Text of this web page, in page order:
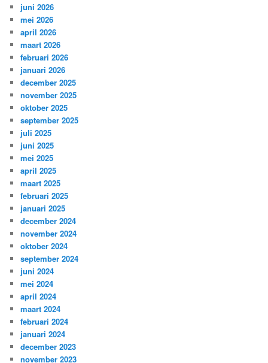
juni 2026
mei 2026
april 2026
maart 2026
februari 2026
januari 2026
december 2025
november 2025
oktober 2025
september 2025
juli 2025
juni 2025
mei 2025
april 2025
maart 2025
februari 2025
januari 2025
december 2024
november 2024
oktober 2024
september 2024
juni 2024
mei 2024
april 2024
maart 2024
februari 2024
januari 2024
december 2023
november 2023